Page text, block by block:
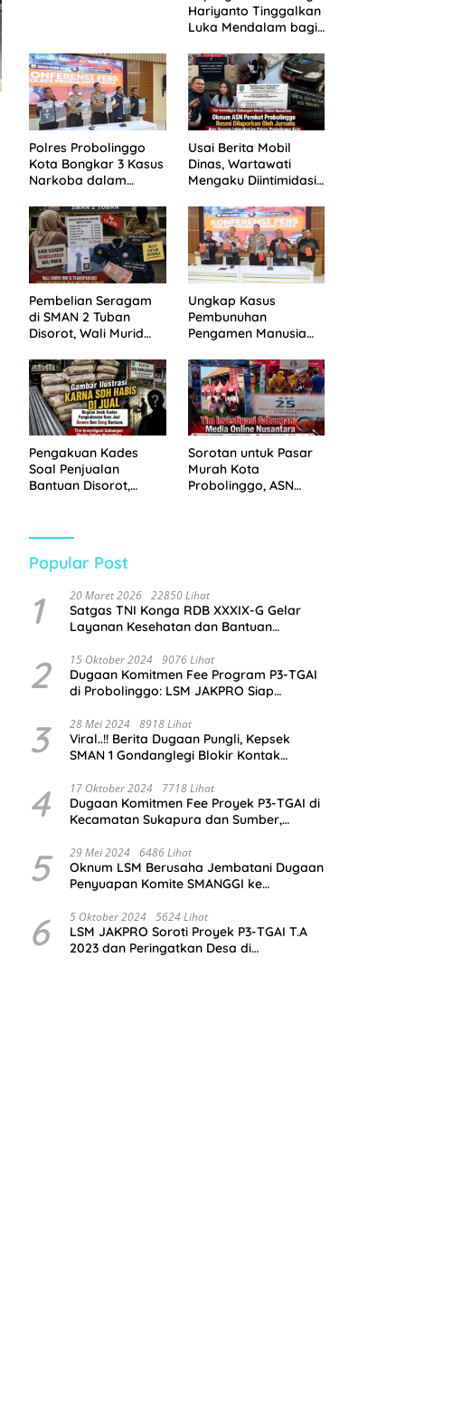
Hariyanto Tinggalkan
Luka Mendalam bagi
Patrolihukum.net
Polres Probolinggo
Kota Bongkar 3 Kasus
Narkoba dalam
Sabu Disita
Usai Berita Mobil
Dinas, Wartawati
Mengaku Diintimidasi
Pemkot Probolinggo
dan Tempuh Jalur
Hukum
Pembelian Seragam
di SMAN 2 Tuban
Disorot, Wali Murid
Rp1,6 Juta
Ungkap Kasus
Pembunuhan
Pengamen Manusia
Probolinggo Kota
Tangkap Dua Pelaku
Pengakuan Kades
Soal Penjualan
Bantuan Disorot,
Sorotan untuk Pasar
Murah Kota
Probolinggo, ASN
Popular Post
1 20 Maret 2026 22850 Lihat
Satgas TNI Konga RDB XXXIX-G Gelar
Layanan Kesehatan dan Bantuan
2 15 Oktober 2024 9076 Lihat
Dugaan Komitmen Fee Program P3-TGAI
di Probolinggo: LSM JAKPRO Siap
3 28 Mei 2024 8918 Lihat
Viral..!! Berita Dugaan Pungli, Kepsek
SMAN 1 Gondanglegi Blokir Kontak
4 17 Oktober 2024 7718 Lihat
Dugaan Komitmen Fee Proyek P3-TGAI di
Kecamatan Sukapura dan Sumber,
Sikap
5 29 Mei 2024 6486 Lihat
Oknum LSM Berusaha Jembatani Dugaan
Penyuapan Komite SMANGGI ke
Juta
6 5 Oktober 2024 5624 Lihat
LSM JAKPRO Soroti Proyek P3-TGAI T.A
2023 dan Peringatkan Desa di